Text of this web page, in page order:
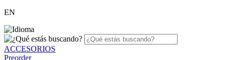
EN
ACCESORIOS
Preorder